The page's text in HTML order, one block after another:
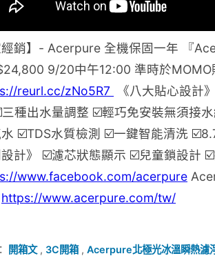
銷】- Acerpure 全機保固一年 『
9/20中午12:00 準時於MOMO
reurl.cc/zNo5R7
《八大貼心設計
種出水量調整 ☑️輕巧免安裝無須接
☑️TDS水質檢測 ☑️一鍵智能清洗
計》 ☑️濾芯狀態顯示 ☑️兒童鎖設計 ☑️
www.facebook.com/acerpure
https://www.acerpure.com/tw/
開箱文, 3C開箱, Acerpure北極光冰溫瞬熱濾